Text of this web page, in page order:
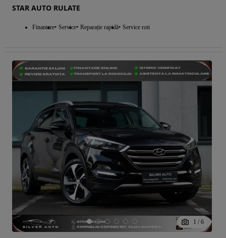
STAR AUTO RULATE
Finantare Service Reparație rapidă Service roti
1 / 6